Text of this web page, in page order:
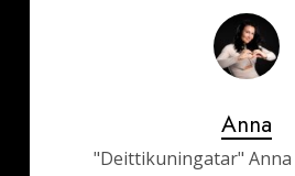
Anna
"Deittikuningatar"